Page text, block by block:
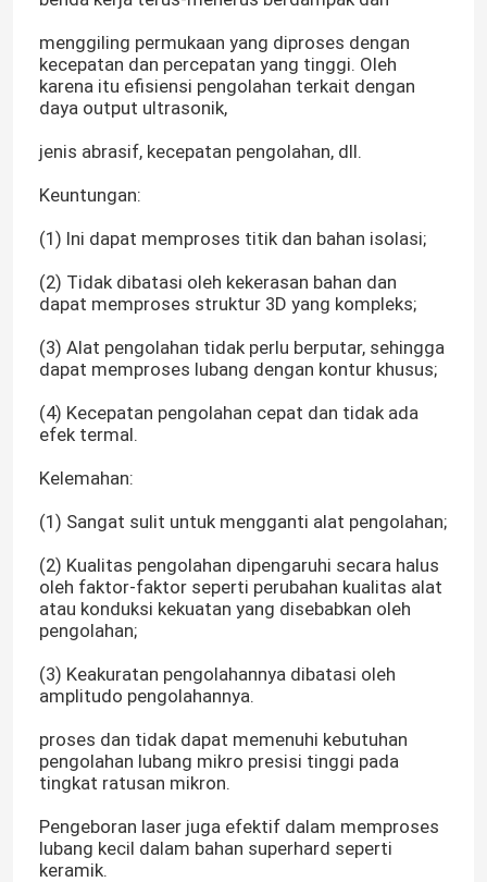
Pertunjukan VR
Tur Pabrik
Kontrol kualitas
Hubungi kami
Permintaan Penawaran
Laser Serat Hijau
Laser Serat QCW
Laser Serat Berdenyut
Laser Serat MOPA
Laser Serat UV
menggiling permukaan yang diproses dengan
kecepatan dan percepatan yang tinggi. Oleh
karena itu efisiensi pengolahan terkait dengan
daya output ultrasonik,
jenis abrasif, kecepatan pengolahan, dll.
Keuntungan:
(1) Ini dapat memproses titik dan bahan isolasi;
(2) Tidak dibatasi oleh kekerasan bahan dan
dapat memproses struktur 3D yang kompleks;
(3) Alat pengolahan tidak perlu berputar, sehingga
dapat memproses lubang dengan kontur khusus;
(4) Kecepatan pengolahan cepat dan tidak ada
efek termal.
Kelemahan:
(1) Sangat sulit untuk mengganti alat pengolahan;
(2) Kualitas pengolahan dipengaruhi secara halus
oleh faktor-faktor seperti perubahan kualitas alat
atau konduksi kekuatan yang disebabkan oleh
pengolahan;
(3) Keakuratan pengolahannya dibatasi oleh
amplitudo pengolahannya.
proses dan tidak dapat memenuhi kebutuhan
pengolahan lubang mikro presisi tinggi pada
tingkat ratusan mikron.
Pengeboran laser juga efektif dalam memproses
lubang kecil dalam bahan superhard seperti
keramik.